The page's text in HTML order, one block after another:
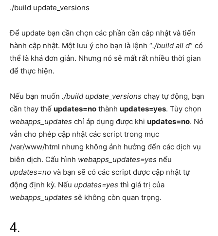
./build update_versions
Để update bạn cần chọn các phần cần câp nhật và tiến
hành cập nhật. Một lưu ý cho bạn là lệnh “./build all d” có
thể là khá đơn giản. Nhưng nó sẽ mất rất nhiều thời gian
để thực hiện.
Nếu bạn muốn ./build update_versions chạy tự động, bạn
cần thay thế updates=no thành updates=yes. Tùy chọn
webapps_updates chỉ áp dụng được khi updates=no. Nó
vẫn cho phép cập nhật các script trong mục
/var/www/html nhưng không ảnh hưởng đến các dịch vụ
biên dịch. Cấu hình webapps_updates=yes nếu
updates=no và bạn sẽ có các script được cập nhật tự
động định kỳ. Nếu updates=yes thì giá trị của
webapps_updates sẽ không còn quan trọng.
4.